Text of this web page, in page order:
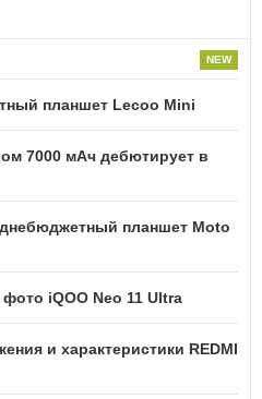
планшет Lecoo Mini
7000 мАч дебютирует в
планшет Moto
iQOO Neo 11 Ultra
и характеристики REDMI